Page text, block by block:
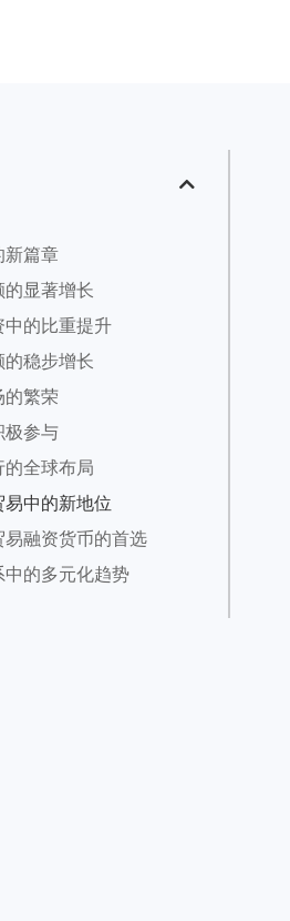
新篇章
显著增长
的比重提升
稳步增长
的繁荣
极参与
的全球布局
中的新地位
易融资货币的首选
的多元化趋势